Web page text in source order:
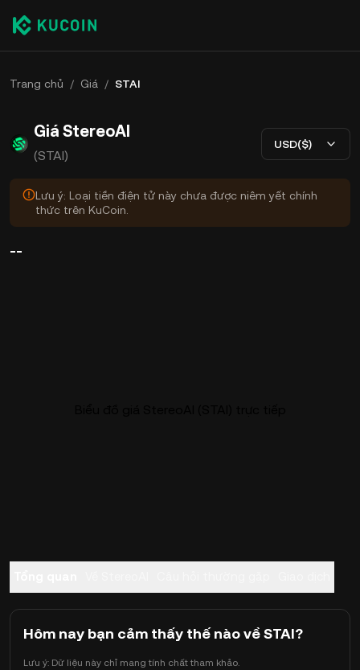
Trang chủ / Giá / STAI
Giá StereoAI
(STAI)
USD($)
Lưu ý: Loại tiền điện tử này chưa được niêm yết chính
thức trên KuCoin.
--
Hôm nay bạn cảm thấy thế nào về STAI?
Lưu ý: Dữ liệu này chỉ mang tính chất tham khảo.